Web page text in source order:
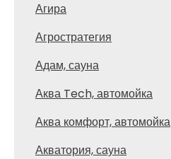
Агира
Агростратегия
Адам, сауна
Аква Tech, автомойка
Аква комфорт, автомойка
Акватория, сауна